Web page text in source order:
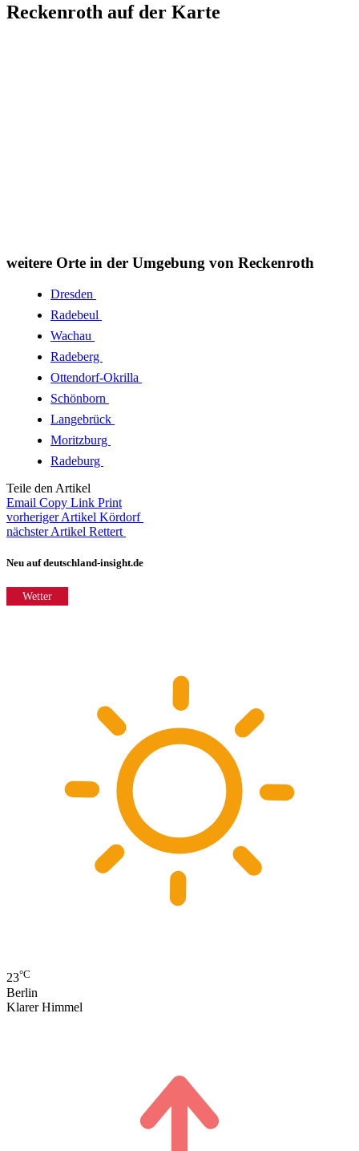
Reckenroth auf der Karte
weitere Orte in der Umgebung von Reckenroth
Dresden
Radebeul
Wachau
Radeberg
Ottendorf-Okrilla
Schönborn
Langebrück
Moritzburg
Radeburg
Teile den Artikel
Email Copy Link Print
vorheriger Artikel Kördorf
nächster Artikel Rettert
Neu auf deutschland-insight.de
Wetter
23°C
Berlin
Klarer Himmel